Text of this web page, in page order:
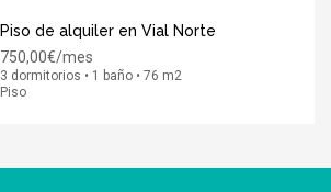
Piso de alquiler en Vial Norte
750,00€/mes
3 dormitorios • 1 baño • 76 m2
Piso